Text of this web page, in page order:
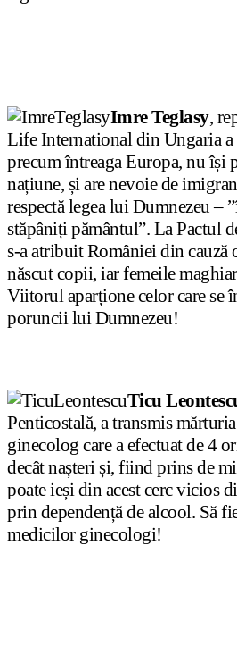
Imre Teglasy,
Life International din Ungaria a
precum întreaga Europa, nu își
națiune, și are nevoie de
respectă legea lui Dumnezeu –
stăpâniți pământul”. La Pactul
s-a atribuit României din cauză
născut copii, iar femeile
Viitorul aparțione celor care se
poruncii lui Dumnezeu!
Ticu
Penticostală, a transmis
ginecolog care a efectuat de 4
decât nașteri și, fiind prins de
poate ieși din acest cerc vicios
prin dependență de alcool. Să
medicilor ginecologi!